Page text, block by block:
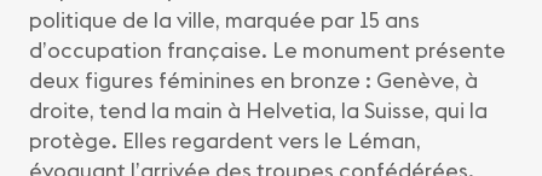
politique de la ville, marquée par 15 ans
d’occupation française. Le monument présente
deux figures féminines en bronze : Genève, à
droite, tend la main à Helvetia, la Suisse, qui la
protège. Elles regardent vers le Léman,
évoquant l’arrivée des troupes confédérées.